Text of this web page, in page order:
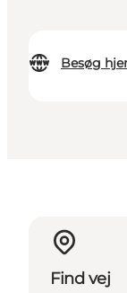
Besøg
Find vej